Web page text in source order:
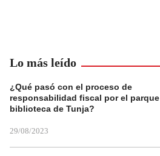
Lo más leído
¿Qué pasó con el proceso de
responsabilidad fiscal por el parque
biblioteca de Tunja?
29/08/2023